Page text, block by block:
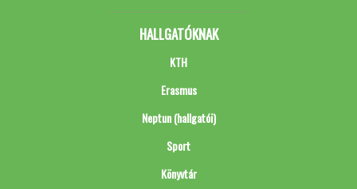
HALLGATÓKNAK
KTH
Erasmus
Neptun (hallgatói)
Sport
Könyvtár